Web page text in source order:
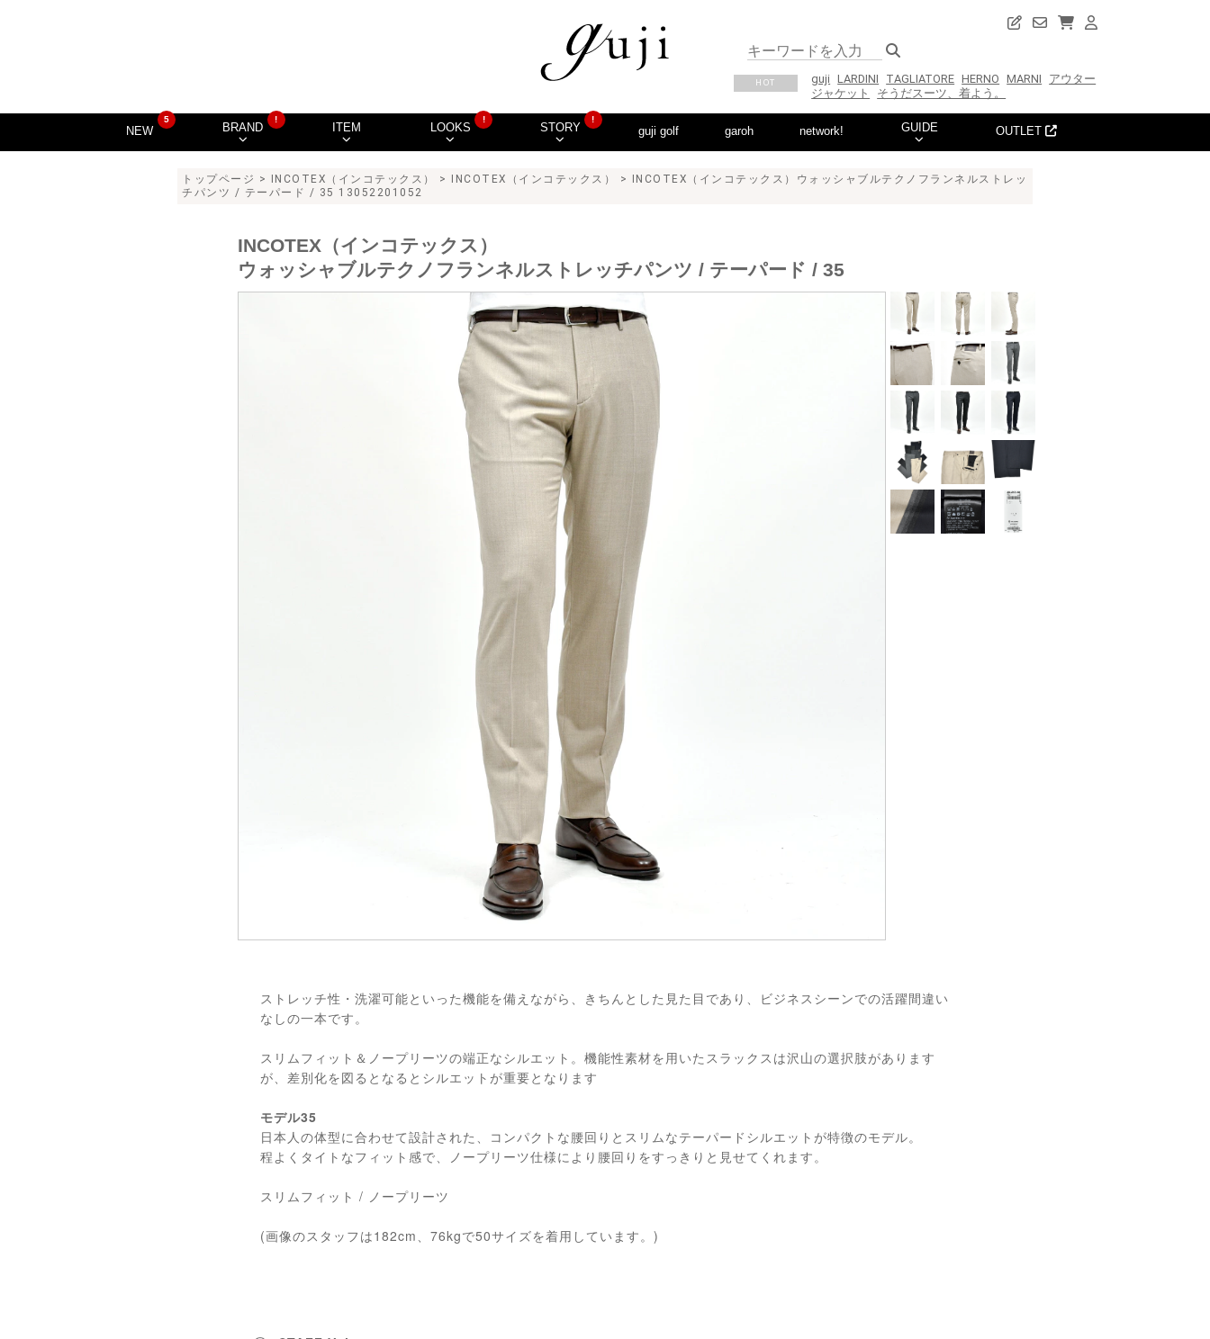
HOT guji LARDINI TAGLIATORE HERNO MARNI
アウター
ジャケット
そうだスーツ、着よう。
NEW
5
BRAND
!
ITEM LOOKS
!
STORY
!
guji golf garoh network! GUIDE OUTLET
トップページ > INCOTEX（インコテックス） > INCOTEX（インコテックス）
> INCOTEX（インコテックス）ウォッシャブルテクノフランネルストレッ
チパンツ / テーパード / 35 13052201052
ストレッチ性・洗濯可能といった機能を備えながら、きちんとした見た目であり、ビジネスシーンでの活躍間違い
なしの一本です。
スリムフィット＆ノープリーツの端正なシルエット。機能性素材を用いたスラックスは沢山の選択肢があります
が、差別化を図るとなるとシルエットが重要となります
モデル35
日本人の体型に合わせて設計された、コンパクトな腰回りとスリムなテーパードシルエットが特徴のモデル。
程よくタイトなフィット感で、ノープリーツ仕様により腰回りをすっきりと見せてくれます。
スリムフィット / ノープリーツ
(画像のスタッフは182cm、76kgで50サイズを着用しています。)